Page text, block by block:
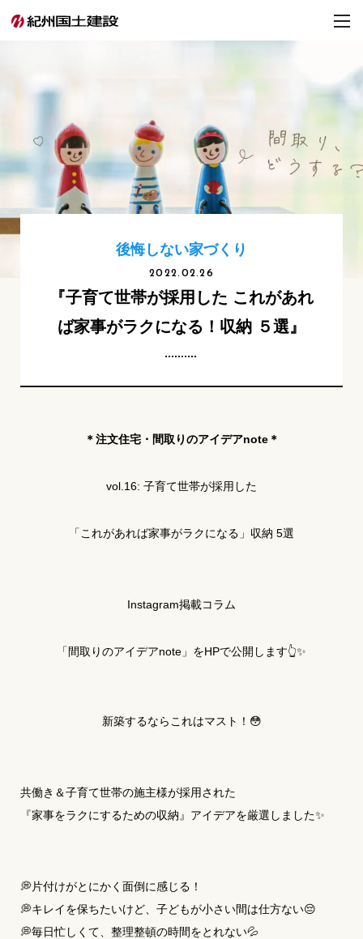
後悔しない家づくり
2022.02.26
『子育て世帯が採用した これがあれ
ば家事がラクになる！収納 ５選』
＊注文住宅・間取りのアイデアnote＊
vol.16: 子育て世帯が採用した
「これがあれば家事がラクになる」収納 5選
Instagram掲載コラム
「間取りのアイデアnote」をHPで公開します👆✨
新築するならこれはマスト！😳
共働き＆子育て世帯の施主様が採用された
『家事をラクにするための収納』アイデアを厳選しました✨
💭片付けがとにかく面倒に感じる！
💭キレイを保ちたいけど、子どもが小さい間は仕方ない😔
💭毎日忙しくて、整理整頓の時間をとれない💦